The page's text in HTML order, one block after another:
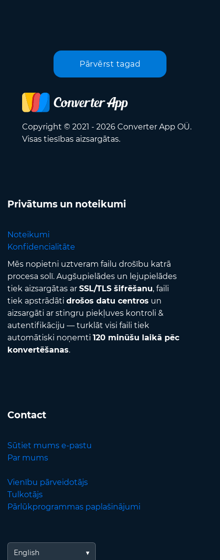
Pārvērst tagad
Copyright © 2021 - 2026 Converter App OÜ.
Visas tiesības aizsargātas.
Privātums un noteikumi
Noteikumi
Konfidencialitāte
Mēs nopietni uztveram failu drošību katrā
procesa solī. Augšupielādes un lejupielādes
tiek aizsargātas ar SSL/TLS šifrēšanu, faili
tiek apstrādāti drošos datu centros un
aizsargāti ar stingru piekļuves kontroli &
autentifikāciju — turklāt visi faili tiek
automātiski noņemti 120 minūšu laikā pēc
konvertēšanas.
Contact
Sūtiet mums e-pastu
Par mums
Vienību pārveidotājs
Tulkotājs
Pārlūkprogrammas paplašinājumi
English